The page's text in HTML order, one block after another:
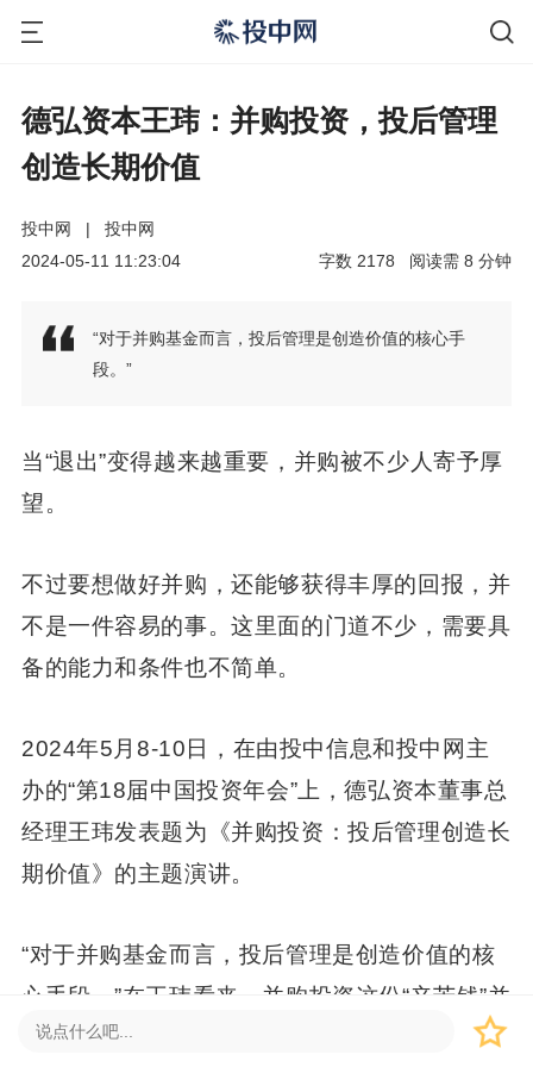
德弘资本王玮：并购投资，投后管理
创造长期价值
投中网 |
投中网
2024-05-11 11:23:04
分钟
8
阅读需
2178
字数
“对于并购基金而言，投后管理是创造价值的核心手
段。”
当“退出”变得越来越重要，并购被不少人寄予厚
望。
不过要想做好并购，还能够获得丰厚的回报，并
不是一件容易的事。这里面的门道不少，需要具
备的能力和条件也不简单。
2024年5月8-10日，在由投中信息和投中网主
办的“第18届中国投资年会”上，德弘资本董事总
经理王玮发表题为《并购投资：投后管理创造长
期价值》的主题演讲。
“对于并购基金而言，投后管理是创造价值的核
心手段。”在王玮看来，并购投资这份“辛苦钱”并
不好挣，以公司治理和控股权推动运营提升，改